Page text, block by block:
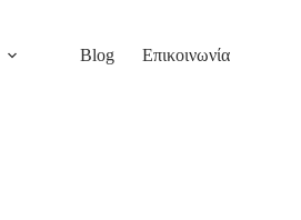
Blog Επικοινωνία